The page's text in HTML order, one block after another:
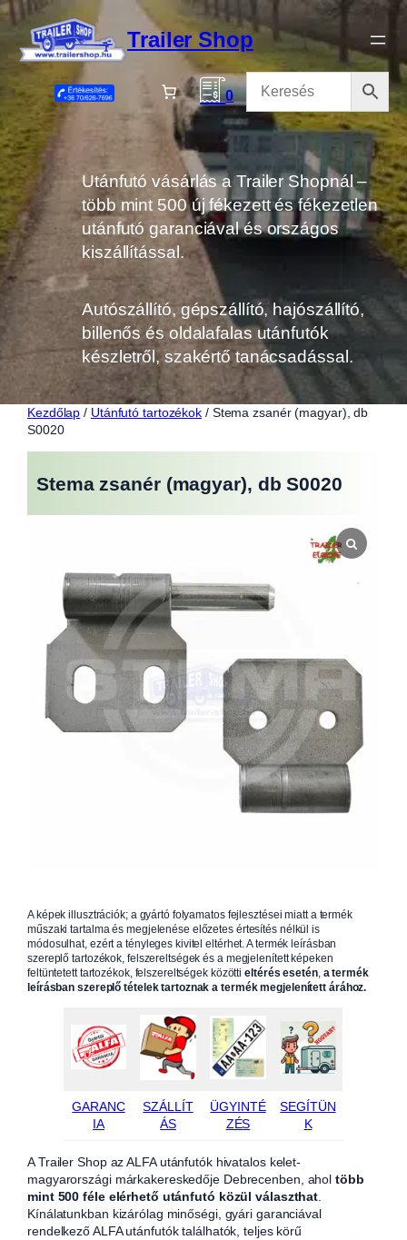
Ugrás
tartalomhoz
Trailer Shop
0
Utánfutó vásárlás a Trailer Shopnál –
több mint 500 új fékezett és fékezetlen
utánfutó garanciával és országos
kiszállítással.
Autószállító, gépszállító, hajószállító,
billenős és oldalafalas utánfutók
készletről, szakértő tanácsadással.
Kezdőlap / Utánfutó tartozékok / Stema zsanér (magyar), db
S0020
Stema zsanér (magyar), db S0020
A képek illusztrációk; a gyártó folyamatos fejlesztései miatt a termék
műszaki tartalma és megjelenése előzetes értesítés nélkül is
módosulhat, ezért a tényleges kivitel eltérhet. A termék leírásban
szereplő tartozékok, felszereltségek és a megjelenített képeken
feltüntetett tartozékok, felszereltségek közöttieltérés esetén, a termék
leírásban szereplő tételek tartoznak a termék megjelenített árához.
GARANC
IA
SZÁLLÍT
ÁS
ÜGYINTÉ
ZÉS
SEGÍTÜN
K
A Trailer Shop az ALFA utánfutók hivatalos kelet-
magyarországi márkakereskedője Debrecenben, aholtöbb
mint 500 féle elérhető utánfutó közül választhat.
Kínálatunkban kizárólag minőségi, gyári garanciával
rendelkező ALFA utánfutók találhatók, teljes körű